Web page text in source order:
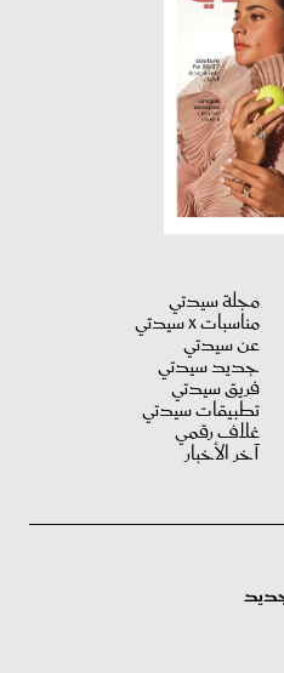
مجلة سيدتي
مناسبات X سيدتي
عن سيدتي
جديد سيدتي
فريق سيدتي
تطبيقات سيدتي
غلاف رقمي
آخر الأخبار